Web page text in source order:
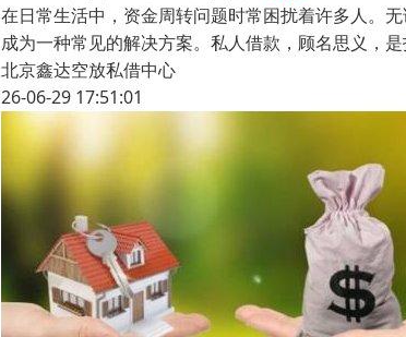
在日常生活中，资金周转问题时常困扰着许多人。
成为一种常见的解决方案。私人借款，顾名思义，
北京鑫达空放私借中心
26-06-29 17:51:01